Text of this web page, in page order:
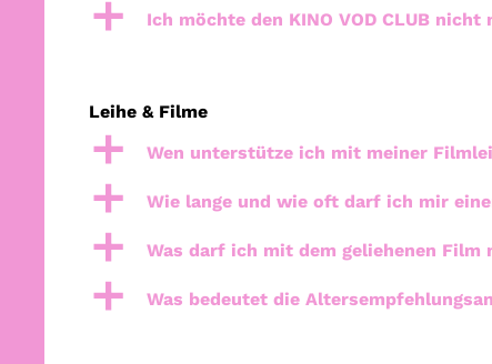
a Ich möchte den KINO VOD CLUB
Leihe & Filme
a Wen unterstütze ich mit meiner
a Wie lange und wie oft darf ich mir
a Was darf ich mit dem geliehenen Film
a Was bedeutet die